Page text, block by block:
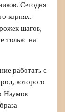
Сегодня
корнях:
шагов,
только на
работать с
которого
Наумов